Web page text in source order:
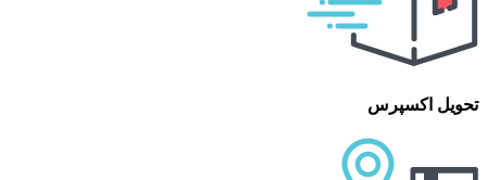
تحویل اکسپرس